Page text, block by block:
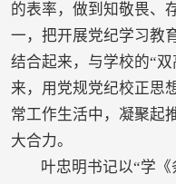
的表率，做到知敬畏、
一，把开展党纪学习教
结合起来，与学校的“
来，用党规党纪校正思
常工作生活中，凝聚起
大合力。
叶忠明书记以“学